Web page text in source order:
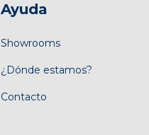
Ayuda
Showrooms
¿Dónde estamos?
Contacto